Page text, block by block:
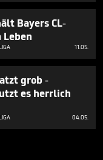
Bayers CL-
Leben
11.05.
grob -
es herrlich
04.05.